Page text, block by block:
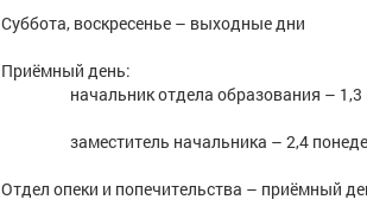
Суббота, воскресенье – выходные дни
Приёмный день:
начальник отдела образования –
заместитель начальника – 2,4
Отдел опеки и попечительства – приёмный